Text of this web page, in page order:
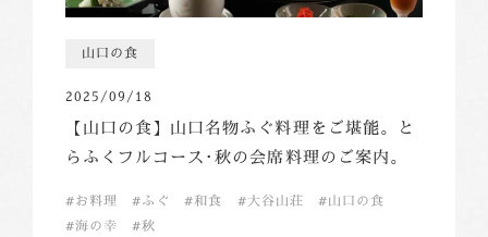
山口の食
2025/09/18
【山口の食】山口名物ふぐ料理をご堪能。と
らふくフルコース･秋の会席料理のご案内。
お料理 ふぐ 和食 大谷山荘
山口の食
海の幸
秋